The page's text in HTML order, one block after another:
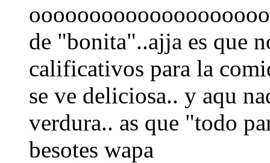
de "bonita"..ajja es que
calificativos para la
se ve deliciosa.. y aqu
verdura.. as que "todo
besotes wapa